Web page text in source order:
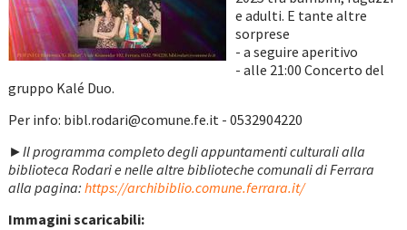
e adulti. E tante altre
sorprese
- a seguire aperitivo
- alle 21:00 Concerto del
gruppo Kalé Duo.
Per info: bibl.rodari@comune.fe.it - 0532904220
►Il programma completo degli appuntamenti culturali alla
biblioteca Rodari e nelle altre biblioteche comunali di Ferrara
alla pagina: https://archibiblio.comune.ferrara.it/
Immagini scaricabili: